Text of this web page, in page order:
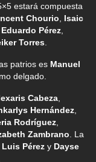
estará compuesta
Chourio
Isaic
Eduardo Pérez
Torres
patrios es Manuel
delgado.
Cabeza
Hernández
Rodríguez
Zambrano . La
Pérez y Dayse